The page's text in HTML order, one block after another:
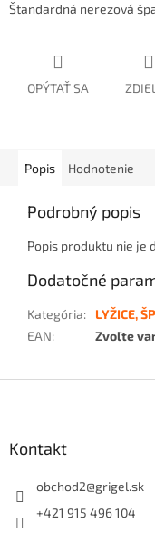
Štandardná nerezová
OPÝTAŤ SA
Popis Hodnotenie
Podrobný popis
Popis produktu nie je
Dodatočné
Kategória:
LYŽICE,
EAN: Zvoľte
Kontakt
obchod2@grigel.sk
+421 915 496 104